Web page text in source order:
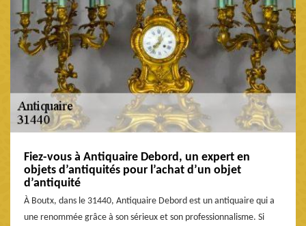
Fiez-vous à Antiquaire Debord, un expert en
objets d’antiquités pour l’achat d’un objet
d’antiquité
À Boutx, dans le 31440, Antiquaire Debord est un antiquaire qui a
une renommée grâce à son sérieux et son professionnalisme. Si